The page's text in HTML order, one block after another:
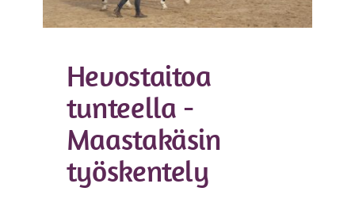
Hevostaitoa
tunteella -
Maastakäsin
työskentely